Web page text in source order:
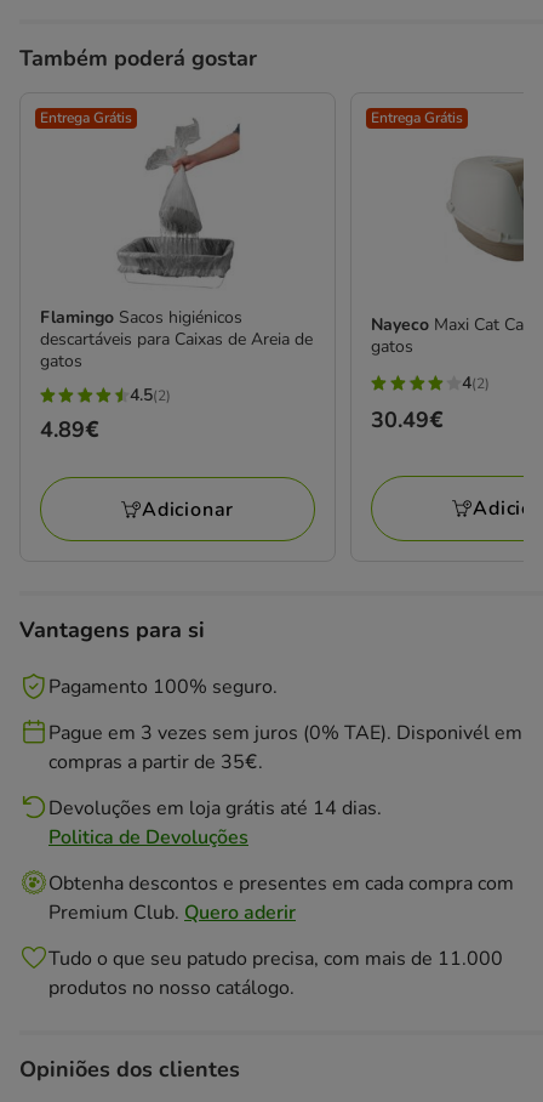
Também poderá gostar
Entrega Grátis
Flamingo Sacos higiénicos
descartáveis para Caixas de Areia de
gatos
4.5
estrelas
2
avaliações
4.5(2)
Preço
4.89€
Adicionar
Entrega Grátis
Nayeco Maxi Cat
gatos
4
estrelas
2
avaliações
4(2)
Preço
30.49€
Vantagens para si
Pagamento 100% seguro.
Pague em 3 vezes sem juros (0% TAE). Disponivél em
compras a partir de 35€.
Devoluções em loja grátis até 14 dias.
Politica de Devoluções
Obtenha descontos e presentes em cada compra com
Premium Club. Quero aderir
Tudo o que seu patudo precisa, com mais de 11.000
produtos no nosso catálogo.
Opiniões dos clientes